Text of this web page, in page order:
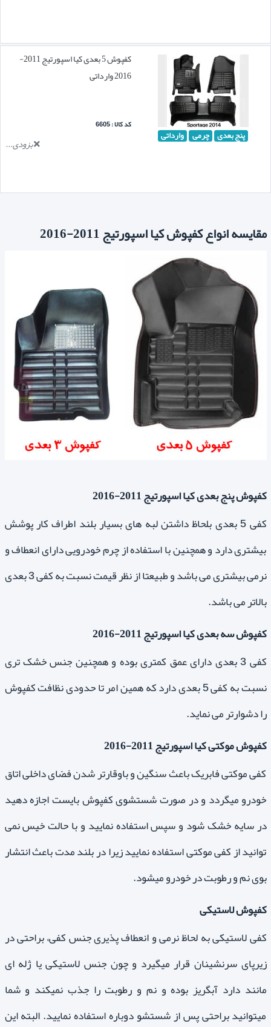
پنج بعدی چرمی وارداتی
کفپوش 5 بعدی کیا اسپورتیج 2011-
2016 وارداتی
کد کالا : 6605
بزودی...
مقایسه انواع کفپوش کیا اسپورتیج 2011-2016
کفپوش پنج بعدی کیا اسپورتیج 2011-2016
کفی 5 بعدی بلحاظ داشتن لبه های بسیار بلند اطراف کار پوشش
بیشتری دارد و همچنین با استفاده از چرم خودرویی دارای انعطاف و
نرمی بیشتری می باشد و طبیعتا از نظر قیمت نسبت به کفی 3 بعدی
بالاتر می باشد.
کفپوش سه بعدی کیا اسپورتیج 2011-2016
کفی 3 بعدی دارای عمق کمتری بوده و همچنین جنس خشک تری
نسبت به کفی 5 بعدی دارد که همین امر تا حدودی نظافت کفپوش
را دشوارتر می نماید.
کفپوش موکتی کیا اسپورتیج 2011-2016
کفی موکتی فابریک باعث سنگین و باوقارتر شدن فضای داخلی اتاق
خودرو میگردد و در صورت شستشوی کفپوش بایست اجازه دهید
در سایه خشک شود و سپس استفاده نمایید و با حالت خیس نمی
توانید از کفی موکتی استفاده نمایید زیرا در بلند مدت باعث انتشار
بوی نم و رطوبت در خودرو میشود.
کفپوش لاستیکی
کفی لاستیکی به لحاظ نرمی و انعطاف پذیری جنس کفی، براحتی در
زیرپای سرنشینان قرار میگیرد و چون جنس لاستیکی یا ژله ای
مانند دارد آبگریز بوده و نم و رطوبت را جذب نمیکند و شما
میتوانید براحتی پس از شستشو دوباره استفاده نمایید. البته این